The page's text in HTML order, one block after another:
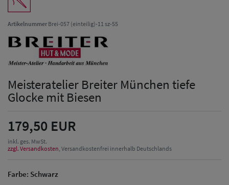
ArtikelnummerBrei-057 (einteilig)-11 sz-55
Meisteratelier Breiter München tiefe
Glocke mit Biesen
179,50 EUR
inkl. ges. MwSt.
zzgl. Versandkosten , Versandkostenfrei innerhalb Deutschlands
Farbe: Schwarz